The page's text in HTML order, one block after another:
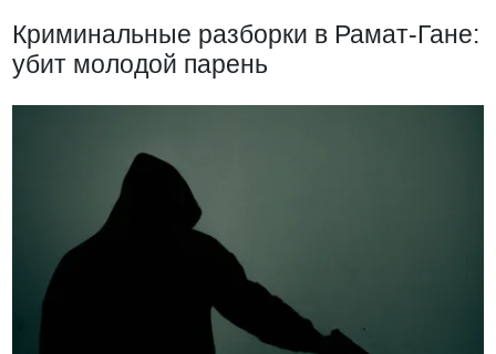
Криминальные разборки в Рамат-Гане:
убит молодой парень